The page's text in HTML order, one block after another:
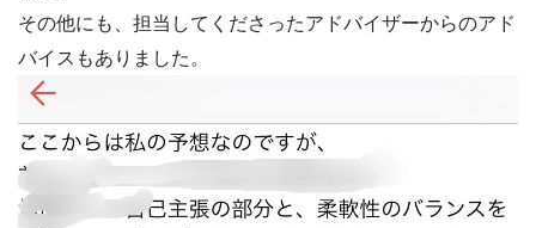
その他にも、担当してくださったアドバイザーからのアド
バイスもありました。